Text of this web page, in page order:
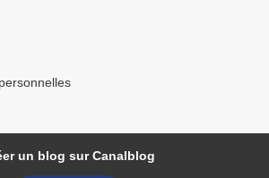
un blog sur Canalblog